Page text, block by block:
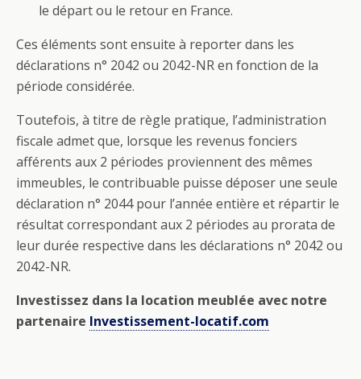
le départ ou le retour en France.
Ces éléments sont ensuite à reporter dans les
déclarations n° 2042 ou 2042-NR en fonction de la
période considérée.
Toutefois, à titre de règle pratique, l’administration
fiscale admet que, lorsque les revenus fonciers
afférents aux 2 périodes proviennent des mêmes
immeubles, le contribuable puisse déposer une seule
déclaration n° 2044 pour l’année entière et répartir le
résultat correspondant aux 2 périodes au prorata de
leur durée respective dans les déclarations n° 2042 ou
2042-NR.
Investissez dans la location meublée avec notre
partenaire Investissement-locatif.com